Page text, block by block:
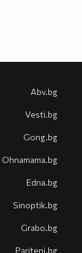
Abv.bg
Vesti.bg
Gong.bg
Оhnamama.bg
Edna.bg
Sinoptik.bg
Grabo.bg
Pariteni.bg